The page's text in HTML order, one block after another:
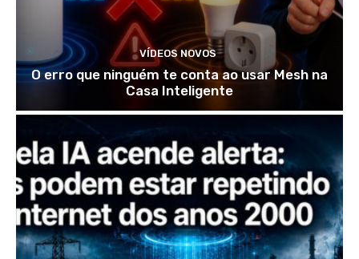
VÍDEOS NOVOS
O erro que ninguém te conta ao usar Mesh na
Casa Inteligente